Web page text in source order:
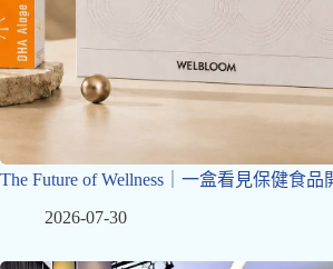
The Future of Wellness｜一盒看見保健食
2026-07-30